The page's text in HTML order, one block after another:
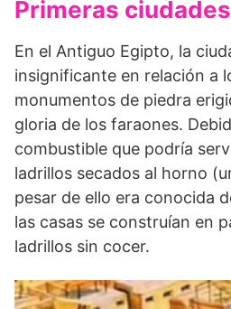
Primeras
En el Antiguo Egipto, la
insignificante en relación a
monumentos de piedra
gloria de los faraones.
combustible que podría
ladrillos secados al horno
pesar de ello era conocida
las casas se construían en
ladrillos sin cocer.